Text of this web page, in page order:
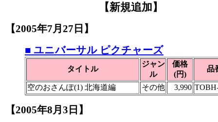
【新規追加】
【2005年7月27日】
■ ユニバーサル ピクチャーズ
タイトル
ジャン
ル
価格
(円)
品
空のおさんぽ(1) 北海道編 その他 3,990
【2005年8月3日】